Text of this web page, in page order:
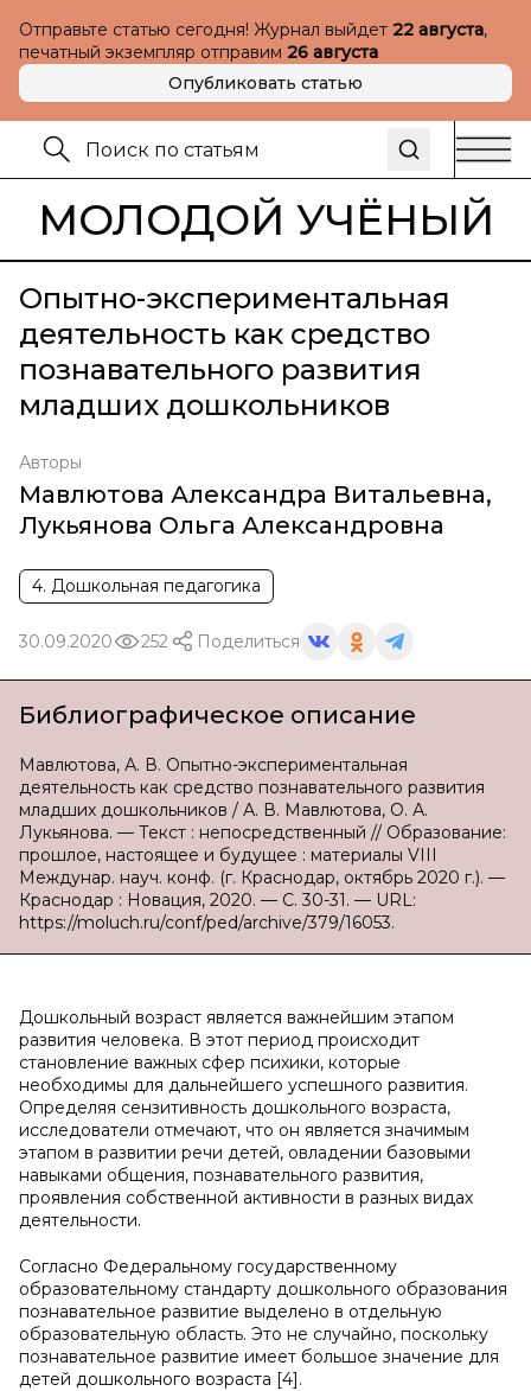
Отправьте статью сегодня! Журнал выйдет 22 августа,
печатный экземпляр отправим 26 августа
Опубликовать статью
МОЛОДОЙ УЧЁНЫЙ
Опытно-экспериментальная
деятельность как средство
познавательного развития
младших дошкольников
Авторы
Мавлютова Александра Витальевна,
Лукьянова Ольга Александровна
4. Дошкольная педагогика
30.09.2020 252 Поделиться
Библиографическое описание
Мавлютова, А. В. Опытно-экспериментальная
деятельность как средство познавательного развития
младших дошкольников / А. В. Мавлютова, О. А.
Лукьянова. — Текст : непосредственный // Образование:
прошлое, настоящее и будущее : материалы VIII
Междунар. науч. конф. (г. Краснодар, октябрь 2020 г.). —
Краснодар : Новация, 2020. — С. 30-31. — URL:
https://moluch.ru/conf/ped/archive/379/16053.
Дошкольный возраст является важнейшим этапом
развития человека. В этот период происходит
становление важных сфер психики, которые
необходимы для дальнейшего успешного развития.
Определяя сензитивность дошкольного возраста,
исследователи отмечают, что он является значимым
этапом в развитии речи детей, овладении базовыми
навыками общения, познавательного развития,
проявления собственной активности в разных видах
деятельности.
Согласно Федеральному государственному
образовательному стандарту дошкольного образования
познавательное развитие выделено в отдельную
образовательную область. Это не случайно, поскольку
познавательное развитие имеет большое значение для
детей дошкольного возраста [4].